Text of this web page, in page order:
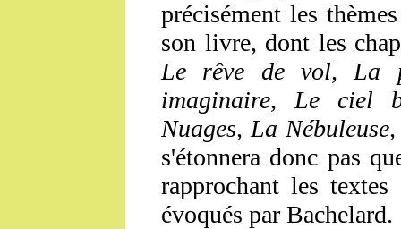
précisément les
son livre, dont les
Le rêve de vol, La
imaginaire, Le ciel
Nuages, La
s'étonnera donc pas
rapprochant les
évoqués par Bachelard.